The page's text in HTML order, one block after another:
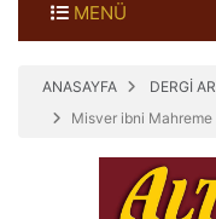
MENÜ
ANASAYFA DERGİ
Misver ibni Mahreme